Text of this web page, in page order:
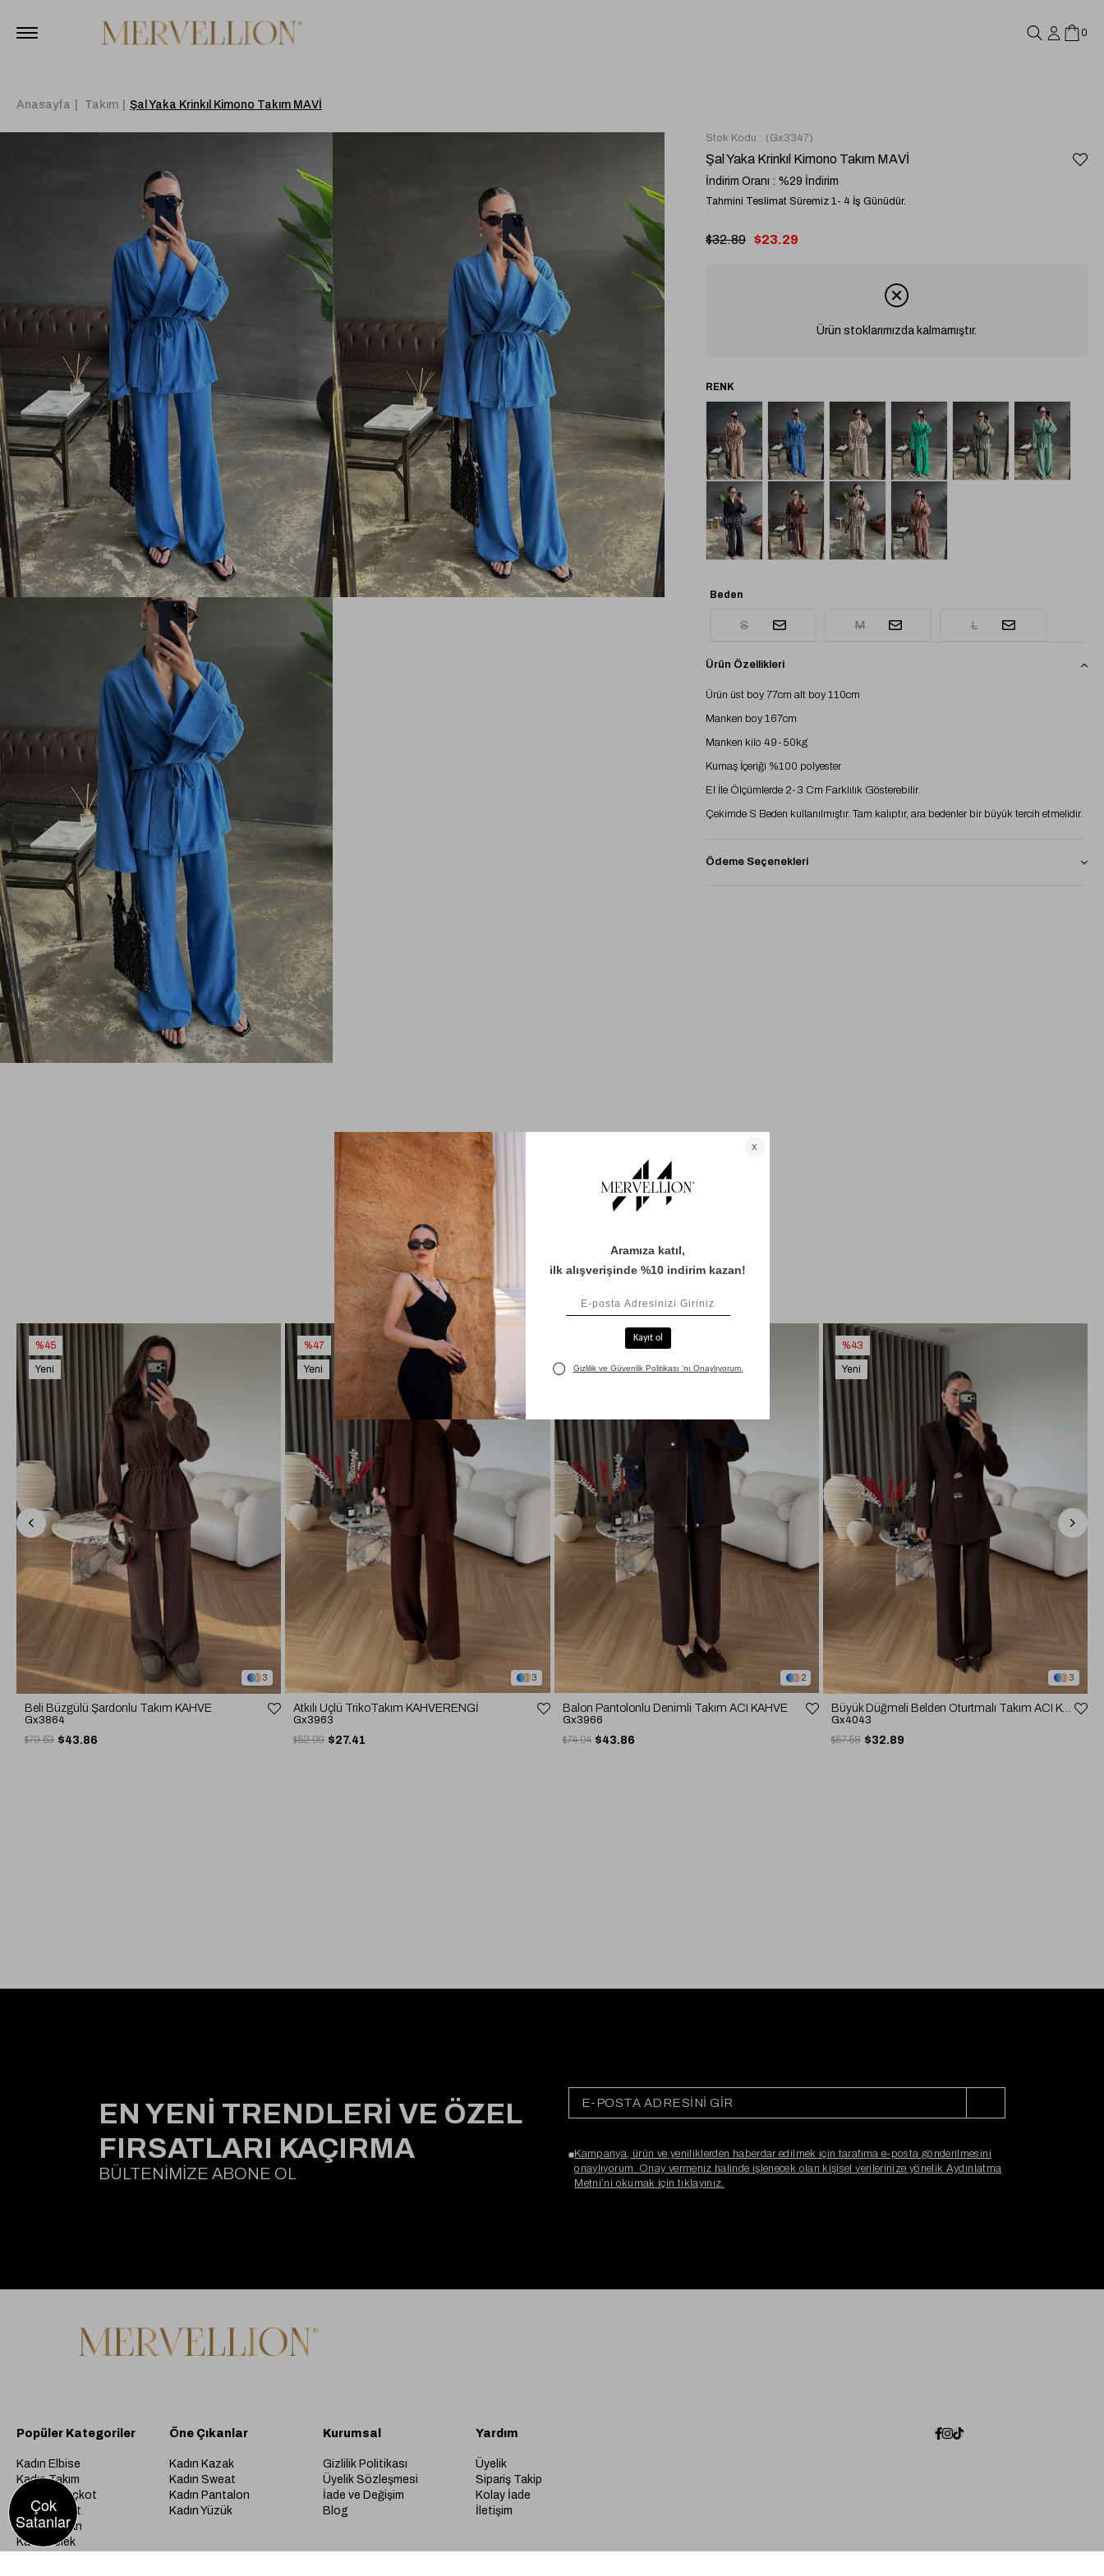
0
Anasayfa Takım Şal Yaka Krinkıl Kimono Takım MAVİ
Stok Kodu (Gx3347)
Şal Yaka Krinkıl Kimono Takım MAVİ
İndirim Oranı : %29 İndirim
Tahmini Teslimat Süremiz 1- 4 İş Günüdür.
$32.89 $23.29
Ürün stoklarımızda kalmamıştır.
Tükendi Tükendi Tükendi Tükendi Tükendi Tükendi
Tükendi Tükendi Tükendi Tükendi
Beden
S M L
Ürün Özellikleri
Ürün üst boy 77cm alt boy 110cm
Manken boy 167cm
Manken kilo 49-50kg
Kumaş İçeriği %100 polyester
El İle Ölçümlerde 2-3 Cm Farklılık Gösterebilir.
Çekimde S Beden kullanılmıştır. Tam kalıptır, ara bedenler bir büyük tercih etmelidir.
Ödeme Seçenekleri
BENZER ÜRÜNLER
3
Beli Büzgülü Şardonlu Takım KAHVE
Gx3864
$43.86
$79.53
%45
Yeni
3
Atkılı Üçlü TrikoTakım KAHVERENGİ
Gx3963
$27.41
$52.09
%47
Yeni
2
Balon Pantolonlu Denimli Takım ACI KAHVE
Gx3966
$43.86
$74.04
Yeni
3
Büyük Düğmeli Belden Oturtmalı Takım ACI KAHVE
Gx4043
$32.89
$57.58
%43
Yeni
EN YENİ TRENDLERİ VE ÖZEL
FIRSATLARI KAÇIRMA
BÜLTENİMİZE ABONE OL
Kampanya, ürün ve yeniliklerden haberdar edilmek için tarafıma e-posta gönderilmesini
onaylıyorum. Onay vermeniz halinde işlenecek olan kişisel verilerinize yönelik Aydınlatma
Metni’ni okumak için tıklayınız.
Popüler Kategoriler
Kadın Elbise
Kadın Takım
Kadın Trençkot
Kadın Ceket
Kadın Kaban
Kadın Yelek
Öne Çıkanlar
Kadın Kazak
Kadın Sweat
Kadın Pantalon
Kadın Yüzük
Kurumsal
Gizlilik Politikası
Üyelik Sözleşmesi
İade ve Değişim
Blog
Yardım
Üyelik
Sipariş Takip
Kolay İade
İletişim
Çok
Satanlar